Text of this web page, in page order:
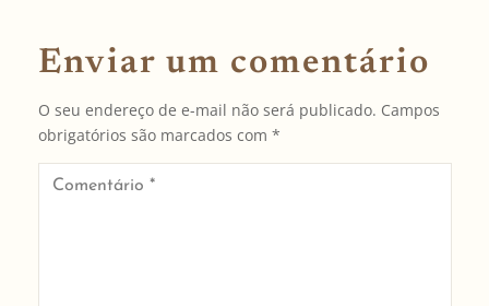
Enviar um comentário
O seu endereço de e-mail não será publicado. Campos
obrigatórios são marcados com *